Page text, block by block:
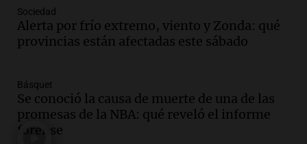
Audio.
acelera al 2,9% en julio y anticipa datos
oficiales
Audio.San Miguel de Tucumán: 433
luminarias públicas destruidas en 14
meses por vandalismo y robos
Panorama Federal
Sociedad
Alerta por frío extremo, viento y Zonda: qué
provincias están afectadas este sábado
Básquet
Se conoció la causa de muerte de una de las
promesas de la NBA: qué reveló el informe
forense